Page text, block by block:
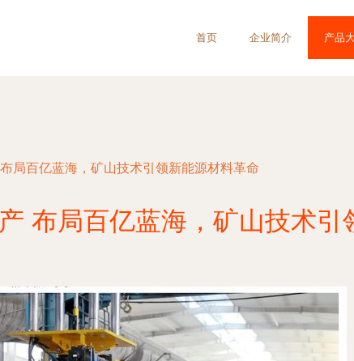
首页 企业简介 产品
局百亿蓝海，矿山技术引领新能源材料革命
布局百亿蓝海，矿山技术引